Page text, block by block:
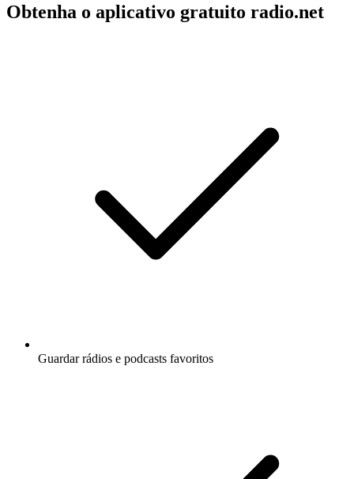
Obtenha o aplicativo gratuito radio.net
Guardar rádios e podcasts favoritos